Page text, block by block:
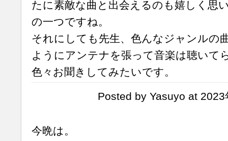
たに素敵な曲と出会えるのも嬉しく思
の一つですね。
それにしても先生、色んなジャンルの
ようにアンテナを張って音楽は聴いて
色々お聞きしてみたいです。
Posted by Yasuyo at
今晩は。